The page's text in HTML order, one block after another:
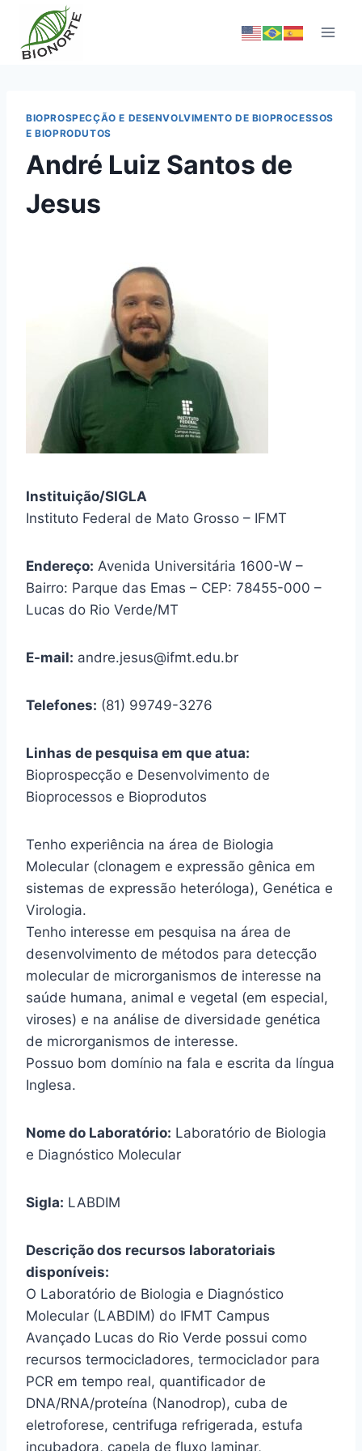
BIOPROSPECÇÃO E DESENVOLVIMENTO DE BIOPROCESSOS
E BIOPRODUTOS
André Luiz Santos de
Jesus
Instituição/SIGLA
Instituto Federal de Mato Grosso – IFMT
Endereço: Avenida Universitária 1600-W –
Bairro: Parque das Emas – CEP: 78455-000 –
Lucas do Rio Verde/MT
E-mail: andre.jesus@ifmt.edu.br
Telefones: (81) 99749-3276
Linhas de pesquisa em que atua:
Bioprospecção e Desenvolvimento de
Bioprocessos e Bioprodutos
Tenho experiência na área de Biologia
Molecular (clonagem e expressão gênica em
sistemas de expressão heteróloga), Genética e
Virologia.
Tenho interesse em pesquisa na área de
desenvolvimento de métodos para detecção
molecular de microrganismos de interesse na
saúde humana, animal e vegetal (em especial,
viroses) e na análise de diversidade genética
de microrganismos de interesse.
Possuo bom domínio na fala e escrita da língua
Inglesa.
Nome do Laboratório: Laboratório de Biologia
e Diagnóstico Molecular
Sigla: LABDIM
Descrição dos recursos laboratoriais
disponíveis:
O Laboratório de Biologia e Diagnóstico
Molecular (LABDIM) do IFMT Campus
Avançado Lucas do Rio Verde possui como
recursos termocicladores, termociclador para
PCR em tempo real, quantificador de
DNA/RNA/proteína (Nanodrop), cuba de
eletroforese, centrifuga refrigerada, estufa
incubadora, capela de fluxo laminar,